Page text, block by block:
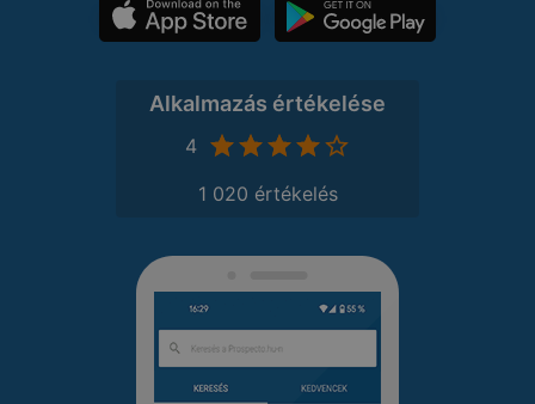
Alkalmazás értékelése
4
1 020 értékelés